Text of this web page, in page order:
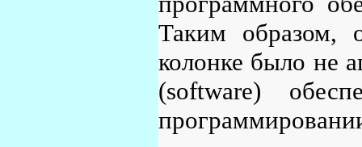
Таким образом,
колонке было не
(software)